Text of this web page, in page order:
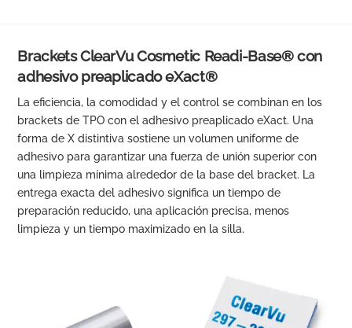
Brackets ClearVu Cosmetic Readi-Base® con
adhesivo preaplicado eXact®
La eficiencia, la comodidad y el control se combinan en los
brackets de TPO con el adhesivo preaplicado eXact. Una
forma de X distintiva sostiene un volumen uniforme de
adhesivo para garantizar una fuerza de unión superior con
una limpieza mínima alrededor de la base del bracket. La
entrega exacta del adhesivo significa un tiempo de
preparación reducido, una aplicación precisa, menos
limpieza y un tiempo maximizado en la silla.